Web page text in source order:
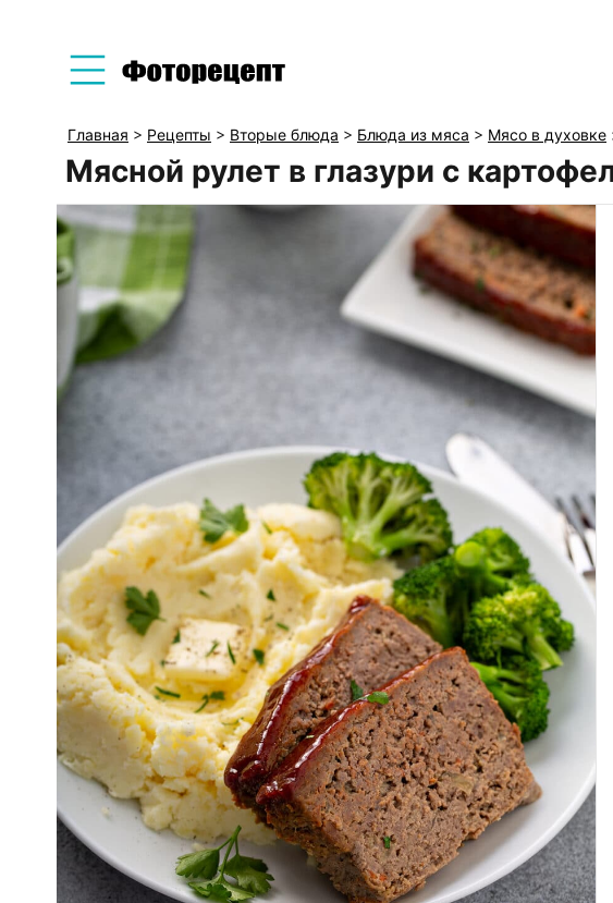
Главная > Рецепты > Вторые блюда > Блюда из мяса > Мясо в духовке
Мясной рулет в глазури с